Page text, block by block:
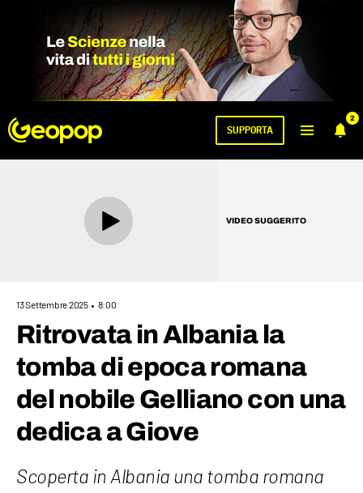
2
SUPPORTA
VIDEO SUGGERITO
13 Settembre 2025 8:00
Ritrovata in Albania la
tomba di epoca romana
del nobile Gelliano con una
dedica a Giove
Scoperta in Albania una tomba romana